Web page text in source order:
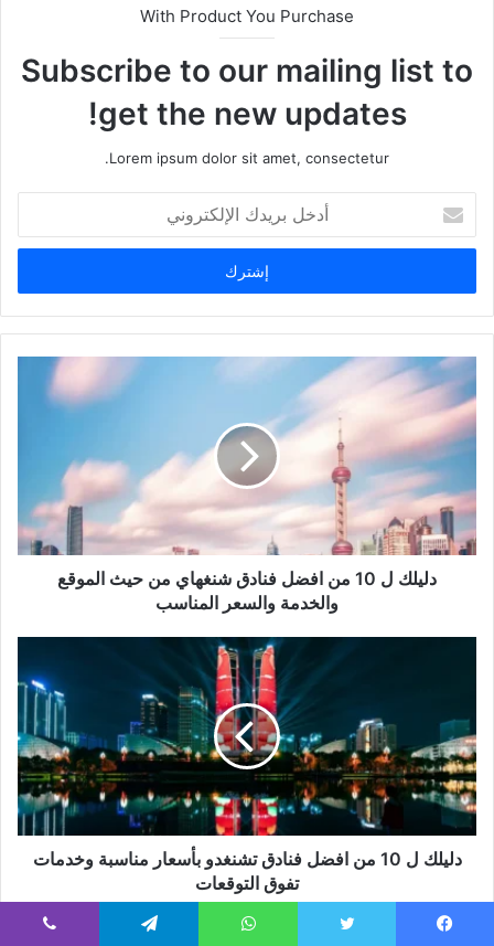
With Product You Purchase
Subscribe to our mailing list to
get the new updates!
Lorem ipsum dolor sit amet, consectetur.
بريدك
الإلكتروني
دليلك ل 10 من افضل فنادق شنغهاي من حيث الموقع
والخدمة والسعر المناسب
دليلك ل 10 من افضل فنادق تشنغدو بأسعار مناسبة وخدمات
تفوق التوقعات